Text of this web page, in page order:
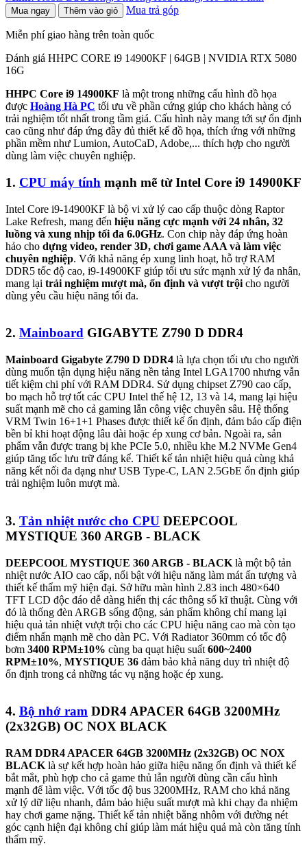
Mua ngay Thêm vào giỏ Mua trả góp
Miễn phí giao hàng trên toàn quốc
Đánh giá HHPC CORE i9 14900KF | 64GB | NVIDIA RTX 5080
16G
HHPC Core i9 14900KF là một trong những cấu hình đồ họa
được Hoàng Hà PC tối ưu về phần cứng giúp cho khách hàng có
trải nghiệm tốt nhất trong tầm giá. Cấu hình này mang tới sự ổn định
cao cũng như đáp ứng đầy đủ thiết kế đồ họa, thích ứng với những
phần mềm như Lumion, AutoCaD, Adobe,... thích hợp cho người
dùng làm việc chuyên nghiệp.
1. CPU máy tính mạnh mẽ từ Intel Core i9 14900KF
Intel Core i9-14900KF là bộ vi xử lý cao cấp thuộc dòng Raptor
Lake Refresh, mang đến hiệu năng cực mạnh với 24 nhân, 32
luồng và xung nhịp tối đa 6.0GHz. Con chip này đáp ứng hoàn
hảo cho dựng video, render 3D, chơi game AAA và làm việc
chuyên nghiệp. Với khả năng ép xung linh hoạt, hỗ trợ RAM
DDR5 tốc độ cao, i9-14900KF giúp tối ưu sức mạnh xử lý đa nhân,
mang lại trải nghiệm mượt mà, ổn định và vượt trội cho người
dùng yêu cầu hiệu năng tối đa.
2. Mainboard GIGABYTE Z790 D DDR4
Mainboard Gigabyte Z790 D DDR4 là lựa chọn tối ưu cho người
dùng muốn tận dụng hiệu năng nền tảng Intel LGA1700 nhưng vẫn
tiết kiệm chi phí với RAM DDR4. Sử dụng chipset Z790 cao cấp,
bo mạch hỗ trợ tốt các CPU Intel thế hệ 12, 13 và 14, mang lại hiệu
suất mạnh mẽ cho cả gaming lẫn công việc chuyên sâu. Hệ thống
VRM Twin 16+1+1 Phases được thiết kế ổn định, đảm bảo cấp điện
bền bỉ khi hoạt động lâu dài hoặc ép xung cơ bản. Ngoài ra, sản
phẩm vẫn được trang bị khe PCIe 5.0, nhiều khe M.2 NVMe Gen4
giúp tăng tốc lưu trữ đáng kể. Thiết kế tản nhiệt hiệu quả cùng khả
năng kết nối đa dạng như USB Type-C, LAN 2.5GbE ổn định giúp
trải nghiệm luôn mượt mà.
3. Tản nhiệt nước cho CPU DEEPCOOL
MYSTIQUE 360 ARGB - BLACK
DEEPCOOL MYSTIQUE 360 ARGB - BLACK là một bộ tản
nhiệt nước AIO cao cấp, nổi bật với hiệu năng làm mát ấn tượng và
thiết kế thẩm mỹ hiện đại. Sở hữu màn hình 2.83 inch 480×640
TFT LCD độc đáo dễ dàng hiển thị các thông số kĩ thuật. Cùng với
đó là thống đèn ARGB sống động, sản phẩm không chỉ mang lại
hiệu quả tản nhiệt vượt trội cho các CPU hiệu năng cao mà còn tạo
điểm nhấn mạnh mẽ cho dàn PC. Với Radiator 360mm có tốc độ
bơm 3400 RPM±10% cùng ba quạt hiệu suất 600~2400
RPM±10%, MYSTIQUE 36 đảm bảo khả năng duy trì nhiệt độ
ổn định trong cả những tác vụ nặng hoặc ép xung.
4. Bộ nhớ ram DDR4 APACER 64GB 3200MHz
(2x32GB) OC NOX BLACK
RAM DDR4 APACER 64GB 3200MHz (2x32GB) OC NOX
BLACK là sự kết hợp hoàn hảo giữa hiệu năng ổn định và thiết kế
bắt mắt, phù hợp cho cả game thủ lẫn người dùng cần cấu hình
mạnh để làm việc. Với tốc độ bus 3200MHz, RAM cho khả năng
xử lý dữ liệu nhanh, đảm bảo hiệu suất mượt mà khi chạy đa nhiệm
hay chơi game nặng. Thiết kế tản nhiệt bằng nhôm với đường nét
góc cạnh hiện đại không chỉ giúp làm mát hiệu quả mà còn tăng tính
thẩm mỹ.